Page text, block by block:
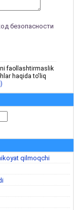
faollashtirmaslik
haqida to'liq
qilmoqchi